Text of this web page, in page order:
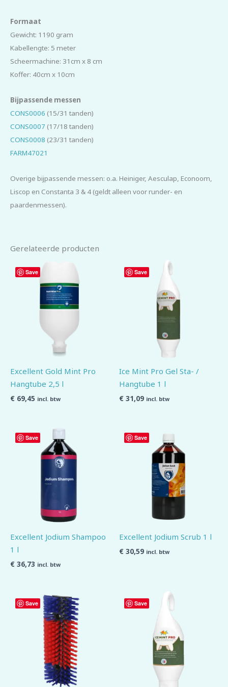
Formaat
Gewicht: 1190 gram
Kabellengte: 5 meter
Scheermachine: 31cm x 8 cm
Koffer: 40cm x 10cm
Bijpassende messen
CONS0006 (15/31 tanden)
CONS0007 (17/18 tanden)
CONS0008 (23/31 tanden)
FARM47021
Overige bijpassende messen: o.a. Heiniger, Aesculap, Econoom,
Liscop en Constanta 3 & 4 (geldt alleen voor runder- en
paardenmessen).
Gerelateerde producten
Save
Excellent Gold Mint Pro
Hangtube 2,5 l
€ 69,45 incl. btw
Save
Ice Mint Pro Gel Sta- /
Hangtube 1 l
€ 31,09 incl. btw
Save
Excellent Jodium Shampoo
1 l
€ 36,73 incl. btw
Save
Excellent Jodium Scrub 1 l
€ 30,59 incl. btw
Save Save